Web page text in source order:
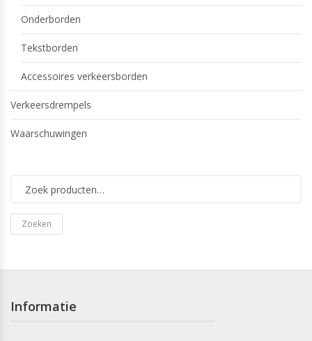
Onderborden
Tekstborden
Accessoires verkeersborden
Verkeersdrempels
Waarschuwingen
Zoeken
Informatie